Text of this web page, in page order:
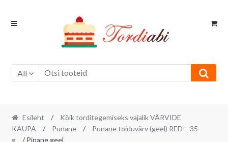
Skip
Skip
All
Esileht /
Kõik torditegemiseks vajalik VÄRVIDE
KAUPA
/ Punane /
Punane toiduvärv (geel) RED – 35
g
/ Pinane geel